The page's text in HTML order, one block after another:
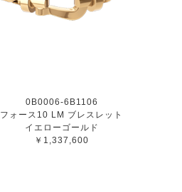
0B0006-6B1106
フォース10 LM ブレスレット
イエローゴールド
￥1,337,600